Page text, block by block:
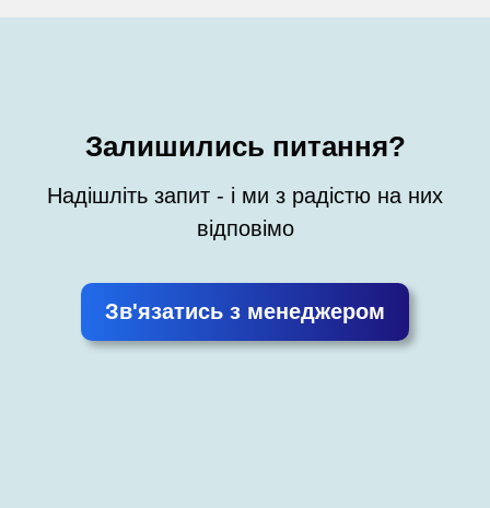
Залишились питання?
Надішліть запит - і ми з радістю на них
відповімо
Зв'язатись з менеджером